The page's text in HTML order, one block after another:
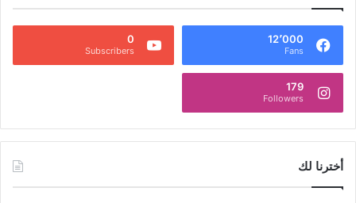
12٬000
Fans
0
Subscribers
179
Followers
أخترنا لك